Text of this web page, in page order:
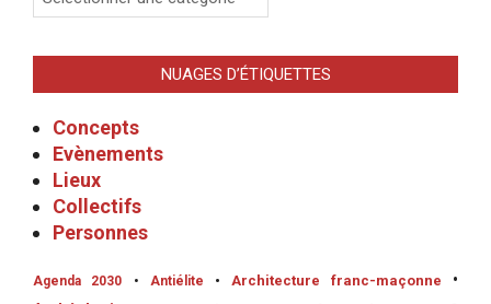
NUAGES D’ÉTIQUETTES
Concepts
Evènements
Lieux
Collectifs
Personnes
Agenda 2030 • Antiélite • Architecture franc-maçonne
•